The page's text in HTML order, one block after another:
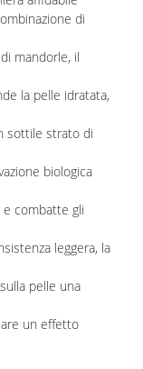
di
mandorle, il
la pelle idratata,
sottile strato di
biologica
combatte gli
leggera, la
pelle una
un effetto